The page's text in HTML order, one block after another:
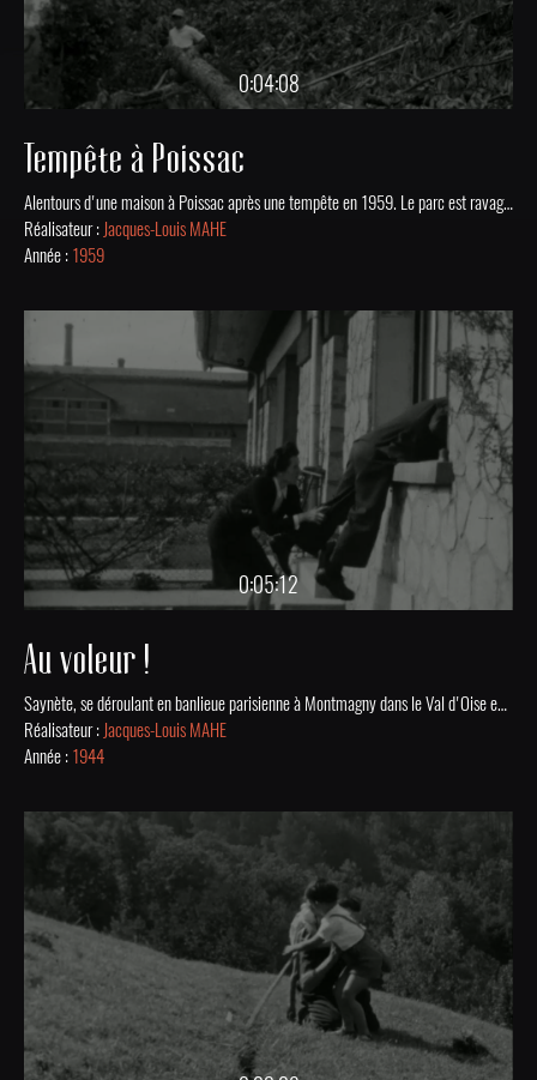
0:04:08
Tempête à Poissac
Alentours d'une maison à Poissac après une tempête en 1959. Le parc est ravagé, la plupart des arbres sont arrachés, déracinés, la clôture est abîmée et des individus s'affairent à débarrasser les branchages et les arbres morts qui jonchent le sol.
Réalisateur : Jacques-Louis MAHE
Année : 1959
0:05:12
Au voleur !
Saynète, se déroulant en banlieue parisienne à Montmagny dans le Val d'Oise en 1944. Un homme oublie ses clés et tente de s'introduire chez lui par la fenêtre. Sa femme le voit de dos et croyant à un voleur, elle appelle un passant à l'aide. Après la bagarre, elle s'aperçoit de son erreur et chasse violemment le passant qui n'est autre que le mari d'une amie qui vient lui rendre visite. Tous s'aperçoivent du quiproquo et trinquent ensemble à cette rencontre !
Réalisateur : Jacques-Louis MAHE
Année : 1944